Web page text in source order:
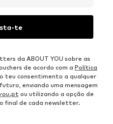
te
da ABOUT YOU sobre as
de acordo com a Política
teu consentimento a qualquer
enviando uma mensagem
ou utilizando a opção de
final de cada newsletter.